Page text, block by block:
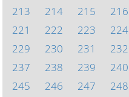
213
214 215 216
221
222 223 224
229
230 231 232
237
238 239 240
245
246 247 248